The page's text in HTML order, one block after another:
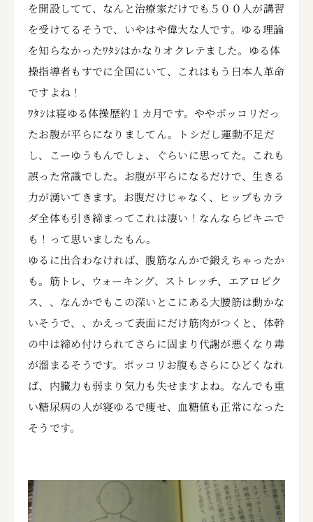
を開設してて、なんと治療家だけでも５００人が講習
を受けてるそうで、いやはや偉大な人です。ゆる理論
を知らなかったﾜﾀｼはかなりオクレテました。ゆる体
操指導者もすでに全国にいて、これはもう日本人革命
ですよね！
ﾜﾀｼは寝ゆる体操歴約１カ月です。ややポッコリだっ
たお腹が平らになりましてん。トシだし運動不足だ
し、こーゆうもんでしょ、ぐらいに思ってた。これも
誤った常識でした。お腹が平らになるだけで、生きる
力が湧いてきます。お腹だけじゃなく、ヒップもカラ
ダ全体も引き締まってこれは凄い！なんならビキニで
も！って思いましたもん。
ゆるに出合わなければ、腹筋なんかで鍛えちゃったか
も。筋トレ、ウォーキング、ストレッチ、エアロビク
ス、、なんかでもこの深いとこにある大腰筋は動かな
いそうで、、かえって表面にだけ筋肉がつくと、体幹
の中は締め付けられてさらに固まり代謝が悪くなり毒
が溜まるそうです。ポッコリお腹もさらにひどくなれ
ば、内臓力も弱まり気力も失せますよね。なんでも重
い糖尿病の人が寝ゆるで痩せ、血糖値も正常になった
そうです。